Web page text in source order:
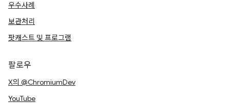
우수사례
보관처리
팟캐스트 및 프로그램
팔로우
X의 @ChromiumDev
YouTube